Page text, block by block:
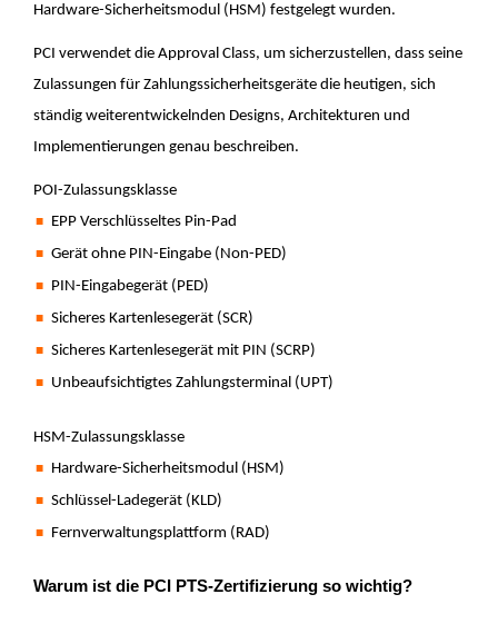
Hardware-Sicherheitsmodul (HSM) festgelegt wurden.
PCI verwendet die Approval Class, um sicherzustellen, dass seine
Zulassungen für Zahlungssicherheitsgeräte die heutigen, sich
ständig weiterentwickelnden Designs, Architekturen und
Implementierungen genau beschreiben.
POI-Zulassungsklasse
EPP Verschlüsseltes Pin-Pad
Gerät ohne PIN-Eingabe (Non-PED)
PIN-Eingabegerät (PED)
Sicheres Kartenlesegerät (SCR)
Sicheres Kartenlesegerät mit PIN (SCRP)
Unbeaufsichtigtes Zahlungsterminal (UPT)
HSM-Zulassungsklasse
Hardware-Sicherheitsmodul (HSM)
Schlüssel-Ladegerät (KLD)
Fernverwaltungsplattform (RAD)
Warum ist die PCI PTS-Zertifizierung so wichtig?